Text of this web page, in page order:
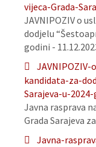
vijeca-Grada-
JAVNIPOZIV o
dodjelu
godini -
kandidata-za-
Sarajeva-u-
Javna rasprava
Grada Sarajeva
Javna-